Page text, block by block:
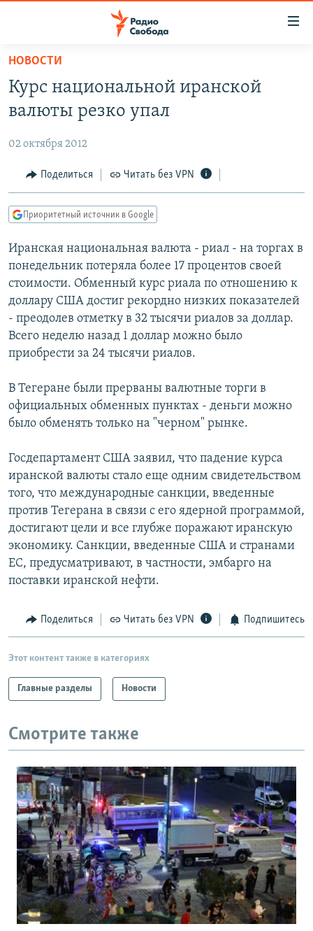
упрощенного
доступа
основному
Вернутся
главной
навигации
Вернутся
поиску
ПОДКАСТЫ
АВТОРСКИЕ ПРОЕКТЫ
ЦИТАТЫ СВОБОДЫ
МНЕНИЯ
IDEL.РЕАЛИИ
КАВКАЗ.РЕАЛИИ
СЕВЕР.РЕАЛИИ
СИБИРЬ.РЕАЛИИ
РАСПИСАНИЕ ВЕЩАНИЯ
ПОДПИШИТЕСЬ НА РАССЫЛКУ
СОЦИАЛЬНЫЕ СЕТИ
НОВОСТИ
Курс национальной иранской
валюты резко упал
02 октября 2012
Поделиться Читать без VPN
Приоритетный источник в Google
Иранская национальная валюта - риал - на торгах в
понедельник потеряла более 17 процентов своей
стоимости. Обменный курс риала по отношению к
доллару США достиг рекордно низких показателей
- преодолев отметку в 32 тысячи риалов за доллар.
Всего неделю назад 1 доллар можно было
приобрести за 24 тысячи риалов.
В Тегеране были прерваны валютные торги в
официальных обменных пунктах - деньги можно
было обменять только на "черном" рынке.
Госдепартамент США заявил, что падение курса
иранской валюты стало еще одним свидетельством
того, что международные санкции, введенные
против Тегерана в связи с его ядерной программой,
достигают цели и все глубже поражают иранскую
экономику. Санкции, введенные США и странами
ЕС, предусматривают, в частности, эмбарго на
поставки иранской нефти.
Поделиться Читать без VPN Подпишитесь
Этот контент также в категориях
Главные разделы Новости
Смотрите также